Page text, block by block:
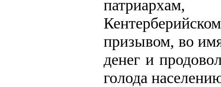
патриархам,
призывом, во
денег и
голода